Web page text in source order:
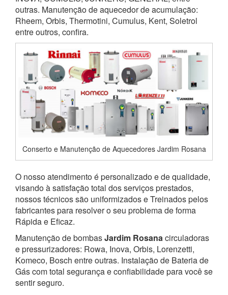
outras. Manutenção de aquecedor de acumulação:
Rheem, Orbis, Thermotini, Cumulus, Kent, Soletrol
entre outros, confira.
Conserto e Manutenção de Aquecedores Jardim Rosana
O nosso atendimento é personalizado e de qualidade,
visando à satisfação total dos serviços prestados,
nossos técnicos são uniformizados e Treinados pelos
fabricantes para resolver o seu problema de forma
Rápida e Eficaz.
Manutenção de bombasJardim Rosanacirculadoras
e pressurizadores: Rowa, Inova, Orbis, Lorenzetti,
Komeco, Bosch entre outras. Instalação de Bateria de
Gás com total segurança e confiabilidade para você se
sentir seguro.